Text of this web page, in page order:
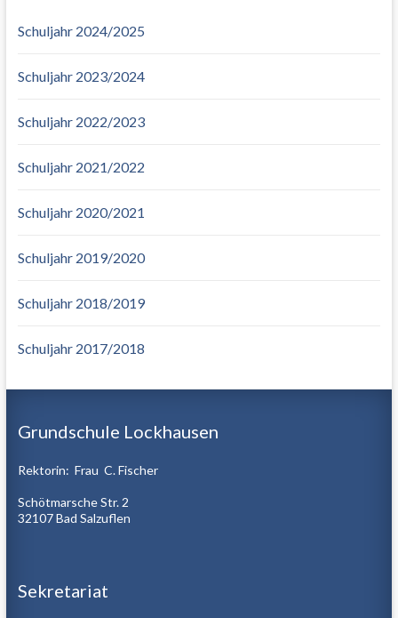
Schuljahr 2024/2025
Schuljahr 2023/2024
Schuljahr 2022/2023
Schuljahr 2021/2022
Schuljahr 2020/2021
Schuljahr 2019/2020
Schuljahr 2018/2019
Schuljahr 2017/2018
Grundschule Lockhausen
Rektorin: Frau C. Fischer
Schötmarsche Str. 2
32107 Bad Salzuflen
Sekretariat